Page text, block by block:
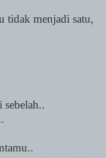
tidak menjadi satu,
sebelah..